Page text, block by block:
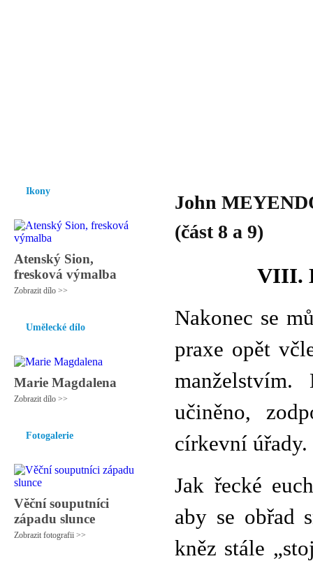
Ikony
Atenský Sion,
fresková výmalba
Zobrazit dílo >>
Umělecké dílo
Marie Magdalena
Zobrazit dílo >>
Fotogalerie
Věční souputníci
západu slunce
Zobrazit fotografii >>
John
(část 8 a 9)
VIII.
Nakonec se
praxe opět
učiněno,
církevní úřady.
Jak řecké
aby se obřad
kněz stále